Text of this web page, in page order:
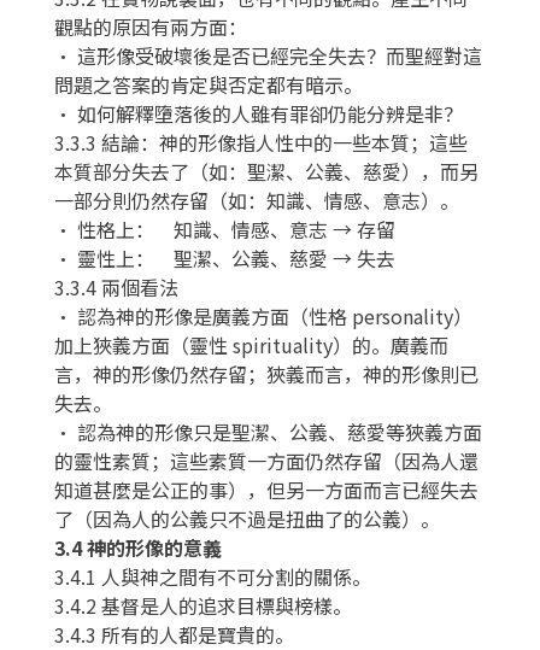
觀點的原因有兩方面：
• 這形像受破壞後是否已經完全失去？而聖經對這
問題之答案的肯定與否定都有暗示。
• 如何解釋墮落後的人雖有罪卻仍能分辨是非？
3.3.3 結論：神的形像指人性中的一些本質；這些
本質部分失去了（如：聖潔、公義、慈愛），而另
一部分則仍然存留（如：知識、情感、意志）。
• 性格上： 知識、情感、意志 → 存留
• 靈性上： 聖潔、公義、慈愛 → 失去
3.3.4 兩個看法
• 認為神的形像是廣義方面（性格 personality）
加上狹義方面（靈性 spirituality）的。廣義而
言，神的形像仍然存留；狹義而言，神的形像則已
失去。
• 認為神的形像只是聖潔、公義、慈愛等狹義方面
的靈性素質；這些素質一方面仍然存留（因為人還
知道甚麼是公正的事），但另一方面而言已經失去
了（因為人的公義只不過是扭曲了的公義）。
3.4 神的形像的意義
3.4.1 人與神之間有不可分割的關係。
3.4.2 基督是人的追求目標與榜樣。
3.4.3 所有的人都是寶貴的。